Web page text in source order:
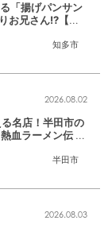
知多市
「揚げパンサン
お兄さん!?【ち
半田市
2026.08.02
名店！半田市の
血ラーメン伝 8
2026.08.03